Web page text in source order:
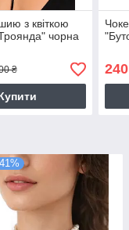
з квіткою
чорна
₴ 240